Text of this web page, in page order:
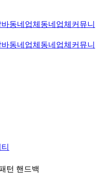
바동네업체 동네업체 커뮤니
바동네업체 동네업체 커뮤니
턴 핸드백